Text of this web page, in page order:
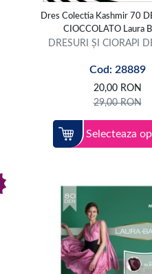
Dres Colectia Kashmir 70
CIOCCOLATO Laura
DRESURI ȘI CIORAPI
Cod: 28889
20,00 RON
29,00RON
Selecteaza